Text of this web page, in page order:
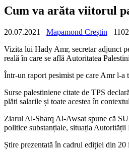
Cum va arăta viitorul
20.07.2021 Mapamond Creștin
1102
Vizita lui Hady Amr, secretar adjunct
reală în care se află Autoritatea
Într-un raport pesimist pe care Amr l-a
Surse palestiniene citate de TPS
plăti salarile și toate acestea în
Ziarul Al-Sharq Al-Awsat spune că
politice substanțiale, situația
Știre prezentată în cadrul ediției din